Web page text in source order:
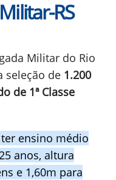
RS
Militar do Rio
seleção de 1.200
de 1ª Classe
ensino médio
anos, altura
e 1,60m para